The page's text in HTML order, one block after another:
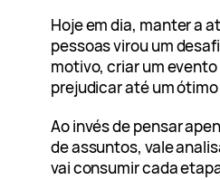
Hoje em dia, manter a
pessoas virou um
motivo, criar um
prejudicar até um
Ao invés de pensar
de assuntos, vale
vai consumir cada